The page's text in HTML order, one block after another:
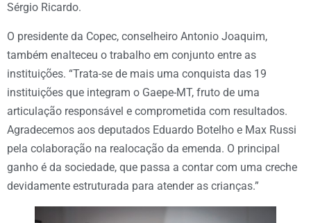
Sérgio Ricardo.
O presidente da Copec, conselheiro Antonio Joaquim,
também enalteceu o trabalho em conjunto entre as
instituições. “Trata-se de mais uma conquista das 19
instituições que integram o Gaepe-MT, fruto de uma
articulação responsável e comprometida com resultados.
Agradecemos aos deputados Eduardo Botelho e Max Russi
pela colaboração na realocação da emenda. O principal
ganho é da sociedade, que passa a contar com uma creche
devidamente estruturada para atender as crianças.”